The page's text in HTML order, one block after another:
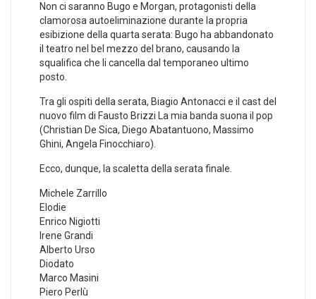
Non ci saranno Bugo e Morgan, protagonisti della
clamorosa autoeliminazione durante la propria
esibizione della quarta serata: Bugo ha abbandonato
il teatro nel bel mezzo del brano, causando la
squalifica che li cancella dal temporaneo ultimo
posto.
Tra gli ospiti della serata, Biagio Antonacci e il cast del
nuovo film di Fausto Brizzi La mia banda suona il pop
(Christian De Sica, Diego Abatantuono, Massimo
Ghini, Angela Finocchiaro).
Ecco, dunque, la scaletta della serata finale.
Michele Zarrillo
Elodie
Enrico Nigiotti
Irene Grandi
Alberto Urso
Diodato
Marco Masini
Piero Perlù